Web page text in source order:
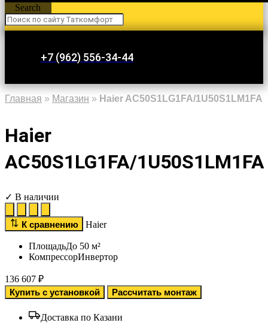
Search
+7 (962) 556-34-44
Главная » Магазин » Haier AC50S1LG1FA/1U50S1LM1FA
Haier
AC50S1LG1FA/1U50S1LM1FA
✓ В наличии
К сравнению Haier
ПлощадьДо 50 м²
КомпрессорИнвертор
136 607 ₽
Купить с установкой
Рассчитать монтаж
Доставка по Казани